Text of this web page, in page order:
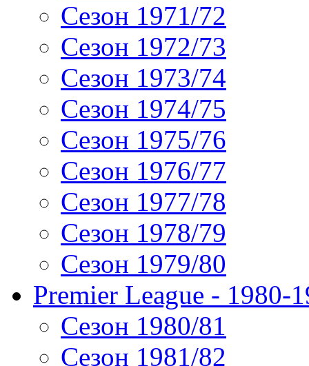
Сезон 1971/72
Сезон 1972/73
Сезон 1973/74
Сезон 1974/75
Сезон 1975/76
Сезон 1976/77
Сезон 1977/78
Сезон 1978/79
Сезон 1979/80
Premier League - 1980-
Сезон 1980/81
Сезон 1981/82